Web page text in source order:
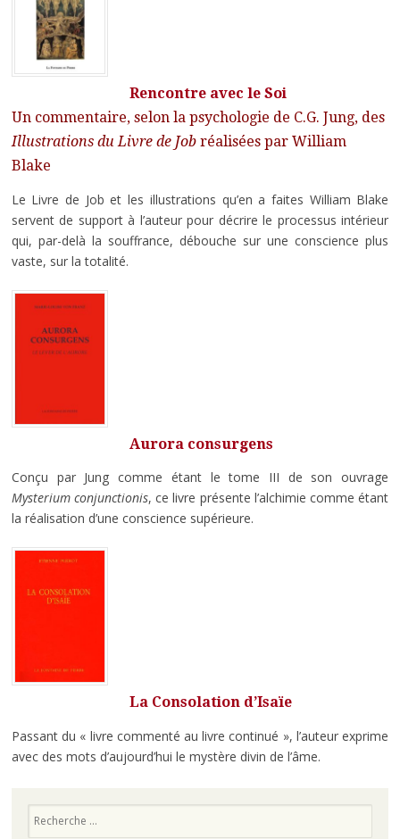
Rencontre avec le Soi
Un commentaire, selon la psychologie de C.G. Jung, des
Illustrations du Livre de Jobréalisées par William
Blake
Le Livre de Job et les illustrations qu’en a faites William Blake
servent de support à l’auteur pour décrire le processus intérieur
qui, par-delà la souffrance, débouche sur une conscience plus
vaste, sur la totalité.
Aurora consurgens
Conçu par Jung comme étant le tome III de son ouvrage
Mysterium conjunctionis, ce livre présente l’alchimie comme étant
la réalisation d’une conscience supérieure.
La Consolation d’Isaïe
Passant du « livre commenté au livre continué », l’auteur exprime
avec des mots d’aujourd’hui le mystère divin de l’âme.